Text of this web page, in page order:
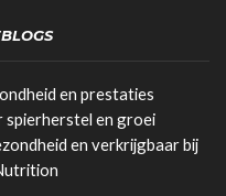
en prestaties
spierherstel en groei
en verkrijgbaar bij